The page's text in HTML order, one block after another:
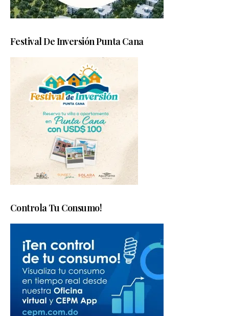
Festival De Inversión Punta Cana
Controla Tu Consumo!